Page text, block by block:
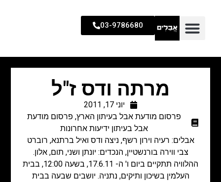
03-9786680
מרתה ודס ז"ל
יוני 17, 2011
פרסום מודעת אבל בעיתון הארץ, פרסום מודעת
אבל בעיתון ידיעות אחרונות
אבלים: רעיה וירון רשף, ניצה ודס ואיל ברתנא, רוברט
צבי ווירה בורנשטיין, הנכדים: יונתן ושני, תום, אלון.
ההלוויה תתקיים ביום ו' ה- 17.6.11, בשעה 12:00, בבית
העלמין בשיכון ותיקים, נתניה. יושבים שבעה בבית